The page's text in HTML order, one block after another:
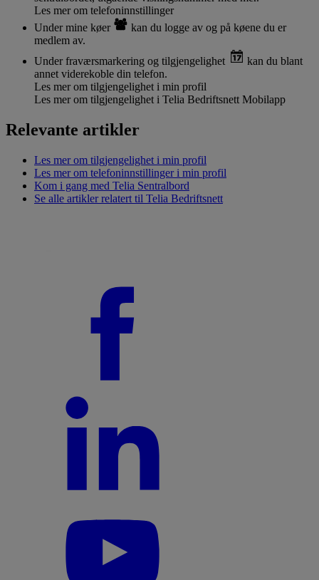
Les mer om telefoninnstillinger
Under mine køer
kan du logge av og på køene du er
medlem av.
Under fraværsmarkering og tilgjengelighet
kan du blant
annet viderekoble din telefon.
Les mer om tilgjengelighet i min profil
Les mer om tilgjengelighet i Telia Bedriftsnett Mobilapp
Relevante artikler
Les mer om tilgjengelighet i min profil
Les mer om telefoninnstillinger i min profil
Kom i gang med Telia Sentralbord
Se alle artikler relatert til Telia Bedriftsnett